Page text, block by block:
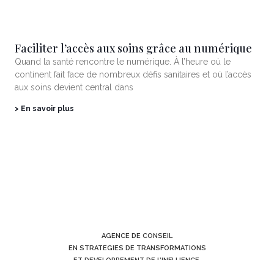
Faciliter l’accès aux soins grâce au numérique
Quand la santé rencontre le numérique. À l’heure où le
continent fait face de nombreux défis sanitaires et où l’accès
aux soins devient central dans
> En savoir plus
AGENCE DE CONSEIL
EN STRATEGIES DE TRANSFORMATIONS